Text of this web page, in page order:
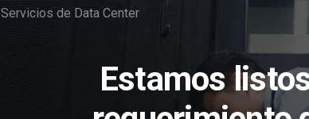
Servicios de Data Center
Estamos